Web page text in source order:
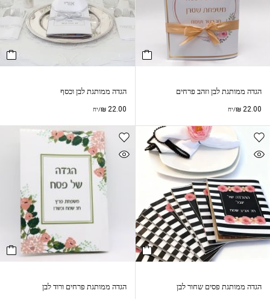
הגדה ממותגת לבן וזהב פרחים
₪ 22.00 /יח
הגדה ממותגת לבן וכסף
₪22.00 /יח
הגדה ממותגת פסים שחור לבן הגדה ממותגת פרחים ורוד לבן